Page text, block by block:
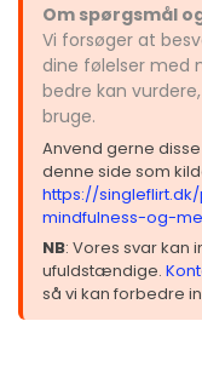
Om spørgsmål
Vi forsøger at
dine følelser med
bedre kan
bruge.
Anvend gerne
denne side som
https://
mindfulness-og-
NB: Vores svar
ufuldstændige.
så vi kan forbedre